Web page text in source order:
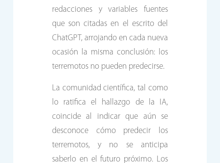
redacciones y variables fuentes
que son citadas en el escrito del
ChatGPT, arrojando en cada nueva
ocasión la misma conclusión: los
terremotos no pueden predecirse.
La comunidad científica, tal como
lo ratifica el hallazgo de la IA,
coincide al indicar que aún se
desconoce cómo predecir los
terremotos, y no se anticipa
saberlo en el futuro próximo. Los